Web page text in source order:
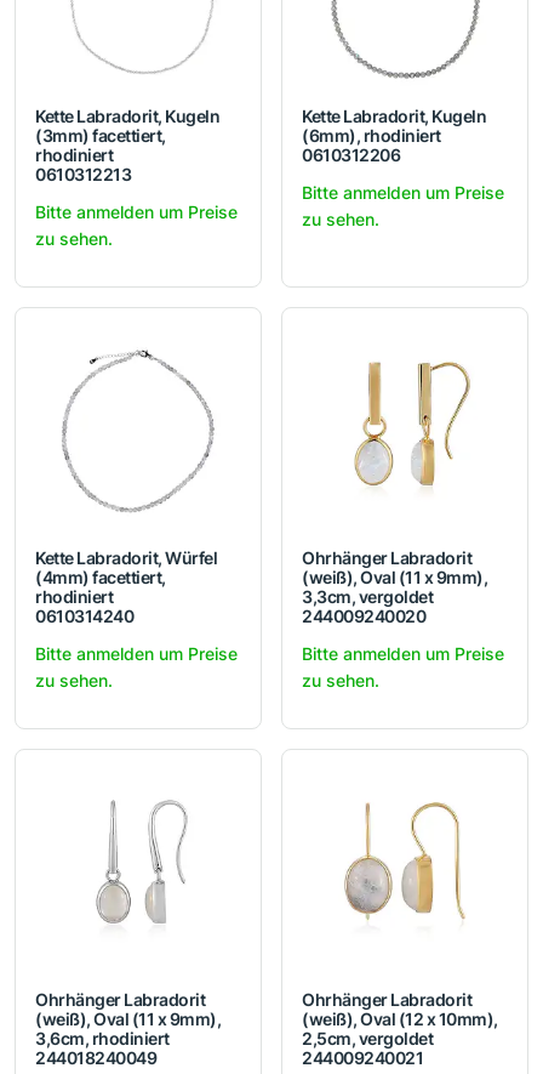
Kette Labradorit, Kugeln
(3mm) facettiert,
rhodiniert
0610312213
Bitte anmelden um Preise
zu sehen.
Kette Labradorit, Kugeln
(6mm), rhodiniert
0610312206
Bitte anmelden um Preise
zu sehen.
Kette Labradorit, Würfel
(4mm) facettiert,
rhodiniert
0610314240
Bitte anmelden um Preise
zu sehen.
Ohrhänger Labradorit
(weiß), Oval (11 x 9mm),
3,3cm, vergoldet
244009240020
Bitte anmelden um Preise
zu sehen.
Ohrhänger Labradorit
(weiß), Oval (11 x 9mm),
3,6cm, rhodiniert
244018240049
Ohrhänger Labradorit
(weiß), Oval (12 x 10mm),
2,5cm, vergoldet
244009240021